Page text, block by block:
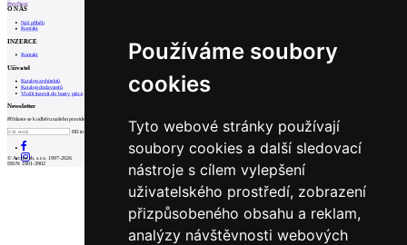
Používáme soubory
cookies
Tyto webové stránky používají
soubory cookies a další sledovací
nástroje s cílem vylepšení
uživatelského prostředí, zobrazení
přizpůsobeného obsahu a reklam,
analýzy návštěvnosti webových
PrevNext
O NÁS
Náš příběh
Kontakt
INZERCE
Kontakt
Uživatel
Katalog architektů
Katalog dodavatelů
Vložit inzerát do burzy práce
Newsletter
Přihlaste se k odběru našeho pravidelného týdenního newsletteru:
Fill in „nospam“
© Archiweb, s.r.o. 1997-2026
ISSN: 1801-3902